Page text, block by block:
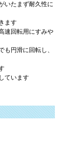
いたまず耐久性に
ます
速回転用にすみや
も円滑に回転し、
ています